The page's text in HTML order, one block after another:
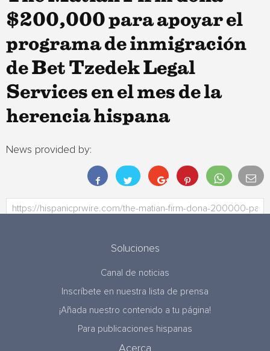
$200,000 para apoyar el
programa de inmigración
de Bet Tzedek Legal
Services en el mes de la
herencia hispana
News provided by:
Soluciones
Canal de noticias
Inscríbete en nuestra lista de prensa
¡Añada nuestro contenido a tu página!
Para publicaciones hispanas
Acerca